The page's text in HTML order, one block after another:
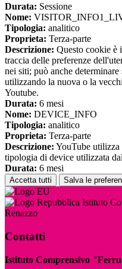
Durata: Sessione
Nome:
Tipologia: analitico
Proprieta: Terza-parte
Descrizione: Questo cookie è
traccia delle preferenze
nei siti; può anche
utilizzando la nuova o la
Youtube.
Durata: 6 mesi
Nome: DEVICE_INFO
Tipologia: analitico
Proprieta: Terza-parte
Descrizione: YouTube utilizza
tipologia di device utilizzata
Durata: 6 mesi
Accetta tutti Salva le
Istituto
Renazzo
Contatti
Istituto Comprensivo